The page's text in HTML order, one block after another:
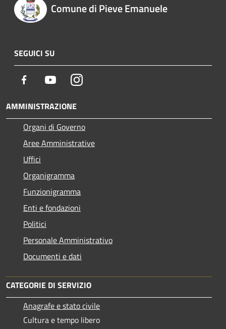
Comune di Pieve Emanuele
SEGUICI SU
Facebook YoutubeInstagram
AMMINISTRAZIONE
Organi di Governo
Aree Amministrative
Uffici
Organigramma
Funzionigramma
Enti e fondazioni
Politici
Personale Amministrativo
Documenti e dati
CATEGORIE DI SERVIZIO
Anagrafe e stato civile
Cultura e tempo libero